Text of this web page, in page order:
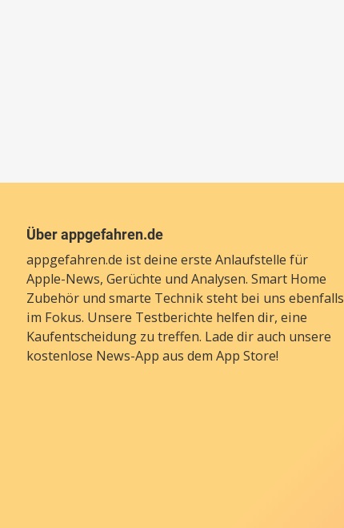
Über appgefahren.de
appgefahren.de ist deine erste Anlaufstelle für
Apple-News, Gerüchte und Analysen. Smart Home
Zubehör und smarte Technik steht bei uns ebenfalls
im Fokus. Unsere Testberichte helfen dir, eine
Kaufentscheidung zu treffen. Lade dir auch unsere
kostenlose News-App aus dem App Store!